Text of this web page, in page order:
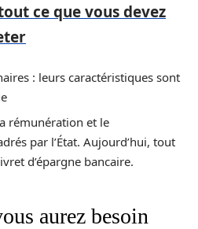
ce que vous devez
: leurs caractéristiques sont
rémunération et le
par l’État. Aujourd’hui, tout
d’épargne bancaire.
aurez besoin